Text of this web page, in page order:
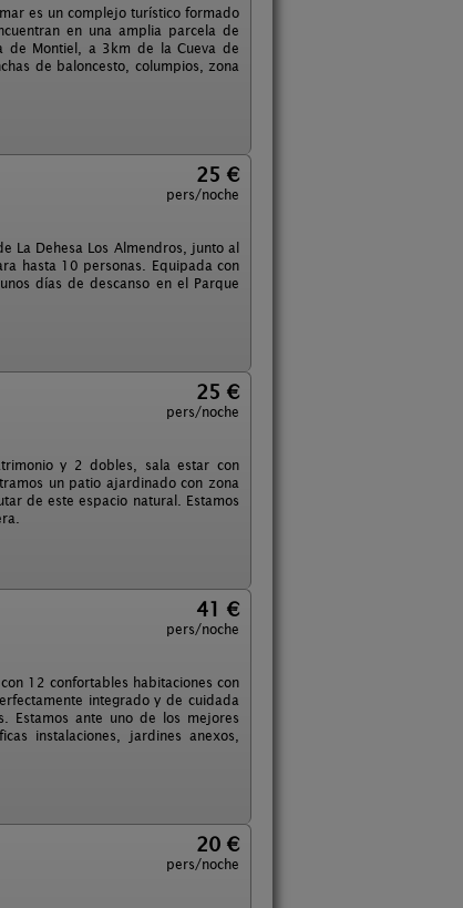
es un complejo turístico formado
en una amplia parcela de
de Montiel, a 3km de la Cueva de
de baloncesto, columpios, zona
25 €
pers/noche
La Dehesa Los Almendros, junto al
hasta 10 personas. Equipada con
días de descanso en el Parque
25 €
pers/noche
y 2 dobles, sala estar con
un patio ajardinado con zona
de este espacio natural. Estamos
41 €
pers/noche
12 confortables habitaciones con
integrado y de cuidada
Estamos ante uno de los mejores
instalaciones, jardines anexos,
20 €
pers/noche